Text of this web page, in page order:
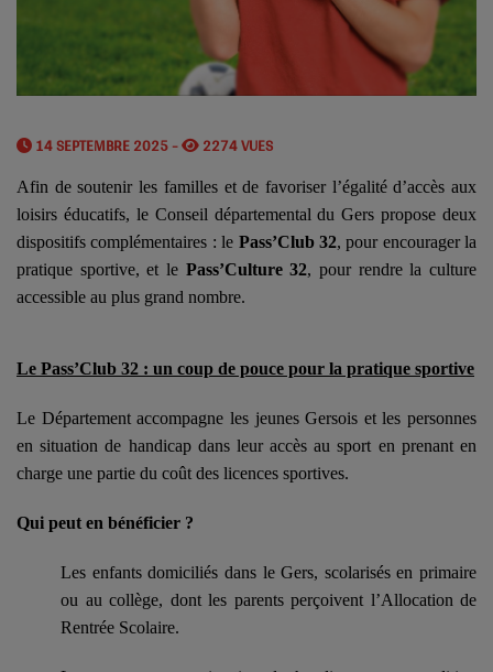
14 SEPTEMBRE 2025 - 2274 VUES
Afin de soutenir les familles et de favoriser l’égalité d’accès aux
loisirs éducatifs, le Conseil départemental du Gers propose deux
dispositifs complémentaires : le Pass’Club 32, pour encourager la
pratique sportive, et le Pass’Culture 32, pour rendre la culture
accessible au plus grand nombre.
Le Pass’Club 32 : un coup de pouce pour la pratique sportive
Le Département accompagne les jeunes Gersois et les personnes
en situation de handicap dans leur accès au sport en prenant en
charge une partie du coût des licences sportives.
Qui peut en bénéficier ?
Les enfants domiciliés dans le Gers, scolarisés en primaire
ou au collège, dont les parents perçoivent l’Allocation de
Rentrée Scolaire.